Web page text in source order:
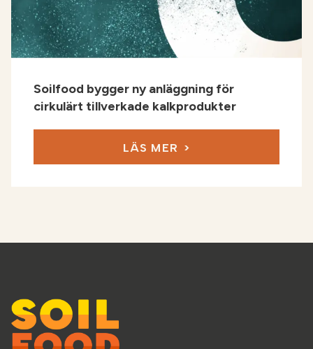
Soilfood bygger ny anläggning för
cirkulärt tillverkade kalkprodukter
LÄS MER